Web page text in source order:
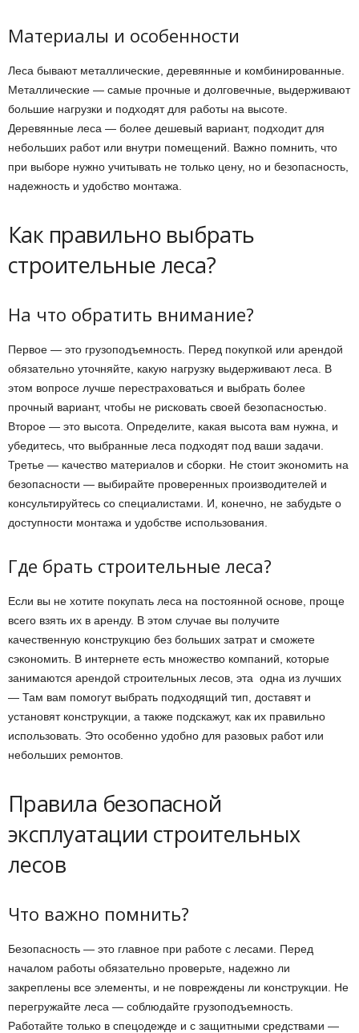
Материалы и особенности
Леса бывают металлические, деревянные и комбинированные.
Металлические — самые прочные и долговечные, выдерживают
большие нагрузки и подходят для работы на высоте.
Деревянные леса — более дешевый вариант, подходит для
небольших работ или внутри помещений. Важно помнить, что
при выборе нужно учитывать не только цену, но и безопасность,
надежность и удобство монтажа.
Как правильно выбрать
строительные леса?
На что обратить внимание?
Первое — это грузоподъемность. Перед покупкой или арендой
обязательно уточняйте, какую нагрузку выдерживают леса. В
этом вопросе лучше перестраховаться и выбрать более
прочный вариант, чтобы не рисковать своей безопасностью.
Второе — это высота. Определите, какая высота вам нужна, и
убедитесь, что выбранные леса подходят под ваши задачи.
Третье — качество материалов и сборки. Не стоит экономить на
безопасности — выбирайте проверенных производителей и
консультируйтесь со специалистами. И, конечно, не забудьте о
доступности монтажа и удобстве использования.
Где брать строительные леса?
Если вы не хотите покупать леса на постоянной основе, проще
всего взять их в аренду. В этом случае вы получите
качественную конструкцию без больших затрат и сможете
сэкономить. В интернете есть множество компаний, которые
занимаются арендой строительных лесов, эта одна из лучших
— Там вам помогут выбрать подходящий тип, доставят и
установят конструкции, а также подскажут, как их правильно
использовать. Это особенно удобно для разовых работ или
небольших ремонтов.
Правила безопасной
эксплуатации строительных
лесов
Что важно помнить?
Безопасность — это главное при работе с лесами. Перед
началом работы обязательно проверьте, надежно ли
закреплены все элементы, и не повреждены ли конструкции. Не
перегружайте леса — соблюдайте грузоподъемность.
Работайте только в спецодежде и с защитными средствами —